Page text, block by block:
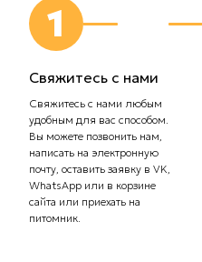
1
Свяжитесь с нами
Свяжитесь с нами любым
удобным для вас способом.
Вы можете позвонить нам,
написать на электронную
почту, оставить заявку в VK,
WhatsApp или в корзине
сайта или приехать на
питомник.